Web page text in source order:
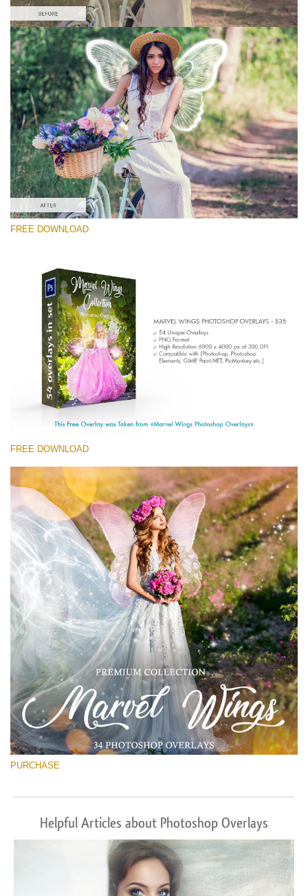
Xin hãy lựa chọn
Free PNG Overlay #2
Small 800*533px
Marvel Wings
(34 Overlays)
Large 4000*5000px
Large 6000*4000px
Entire Collection
(1783 Overlays)
Large 6000*4000px
Tải xuống miễn phí
FREE DOWNLOAD
FREE DOWNLOAD
PURCHASE
Helpful Articles about Photoshop Overlays